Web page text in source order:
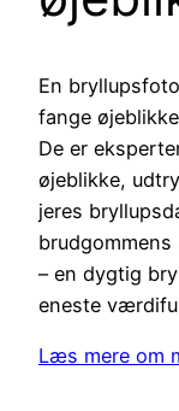
En
fange
De er
øjeblikke,
jeres
– en dygtig
eneste
Læs mere om